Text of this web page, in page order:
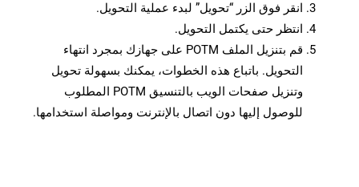
انقر فوق الزر “تحويل” لبدء عملية التحويل.
انتظر حتى يكتمل التحويل.
قم بتنزيل الملف POTM على جهازك بمجرد انتهاء
التحويل. باتباع هذه الخطوات، يمكنك بسهولة تحويل
وتنزيل صفحات الويب بالتنسيق POTM المطلوب
للوصول إليها دون اتصال بالإنترنت ومواصلة استخدامها.